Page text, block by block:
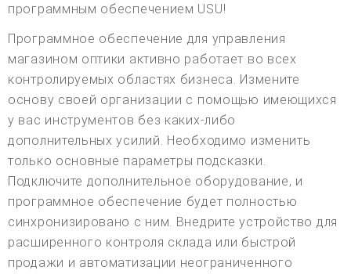
программным обеспечением USU!
Программное обеспечение для управления
магазином оптики активно работает во всех
контролируемых областях бизнеса. Измените
основу своей организации с помощью имеющихся
у вас инструментов без каких-либо
дополнительных усилий. Необходимо изменить
только основные параметры подсказки.
Подключите дополнительное оборудование, и
программное обеспечение будет полностью
синхронизировано с ним. Внедрите устройство для
расширенного контроля склада или быстрой
продажи и автоматизации неограниченного